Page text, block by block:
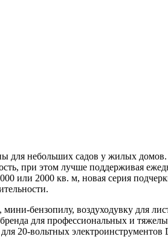
для небольших садов у жилых
при этом лучше поддерживая
2000 кв. м, новая серия
бензопилу, воздуходувку для
для профессиональных и
20-вольтных